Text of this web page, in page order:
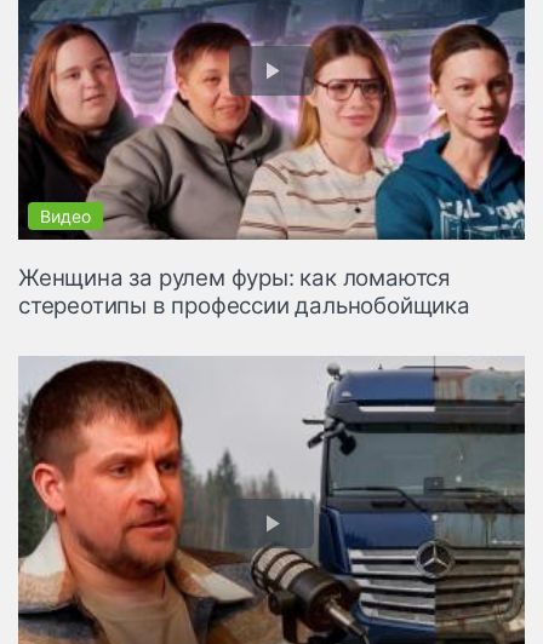
Женщина за рулем фуры: как ломаются
стереотипы в профессии дальнобойщика